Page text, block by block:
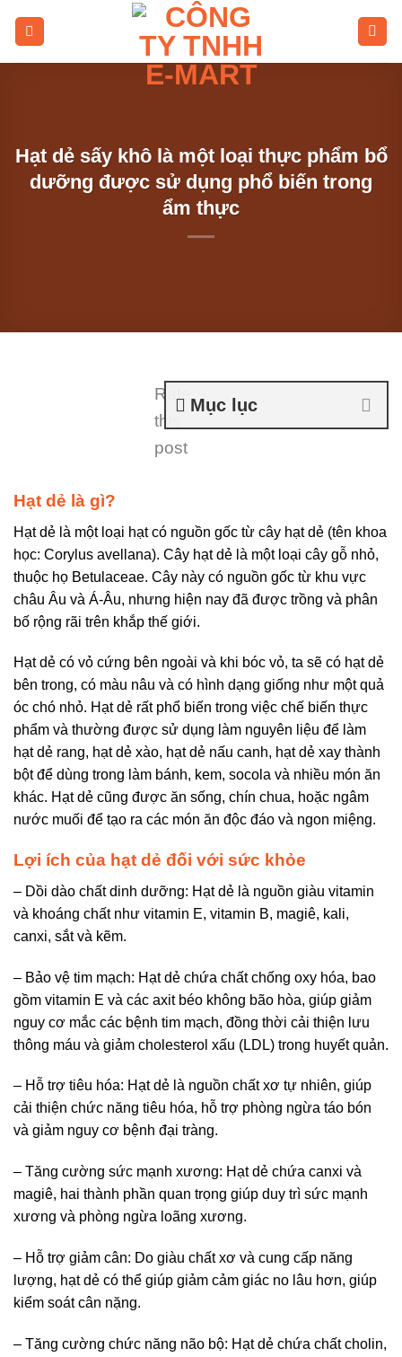
Hạt dẻ sấy khô là một loại thực phẩm bổ
dưỡng được sử dụng phổ biến trong
ẩm thực
Mục lục
Rate
this
post
Hạt dẻ là gì?
Hạt dẻ là một loại hạt có nguồn gốc từ cây hạt dẻ (tên khoa
học: Corylus avellana). Cây hạt dẻ là một loại cây gỗ nhỏ,
thuộc họ Betulaceae. Cây này có nguồn gốc từ khu vực
châu Âu và Á-Âu, nhưng hiện nay đã được trồng và phân
bố rộng rãi trên khắp thế giới.
Hạt dẻ có vỏ cứng bên ngoài và khi bóc vỏ, ta sẽ có hạt dẻ
bên trong, có màu nâu và có hình dạng giống như một quả
óc chó nhỏ. Hạt dẻ rất phổ biến trong việc chế biến thực
phẩm và thường được sử dụng làm nguyên liệu để làm
hạt dẻ rang, hạt dẻ xào, hạt dẻ nấu canh, hạt dẻ xay thành
bột để dùng trong làm bánh, kem, socola và nhiều món ăn
khác. Hạt dẻ cũng được ăn sống, chín chua, hoặc ngâm
nước muối để tạo ra các món ăn độc đáo và ngon miệng.
Lợi ích của hạt dẻ đối với sức khỏe
– Dồi dào chất dinh dưỡng: Hạt dẻ là nguồn giàu vitamin
và khoáng chất như vitamin E, vitamin B, magiê, kali,
canxi, sắt và kẽm.
– Bảo vệ tim mạch: Hạt dẻ chứa chất chống oxy hóa, bao
gồm vitamin E và các axit béo không bão hòa, giúp giảm
nguy cơ mắc các bệnh tim mạch, đồng thời cải thiện lưu
thông máu và giảm cholesterol xấu (LDL) trong huyết quản.
– Hỗ trợ tiêu hóa: Hạt dẻ là nguồn chất xơ tự nhiên, giúp
cải thiện chức năng tiêu hóa, hỗ trợ phòng ngừa táo bón
và giảm nguy cơ bệnh đại tràng.
– Tăng cường sức mạnh xương: Hạt dẻ chứa canxi và
magiê, hai thành phần quan trọng giúp duy trì sức mạnh
xương và phòng ngừa loãng xương.
– Hỗ trợ giảm cân: Do giàu chất xơ và cung cấp năng
lượng, hạt dẻ có thể giúp giảm cảm giác no lâu hơn, giúp
kiểm soát cân nặng.
– Tăng cường chức năng não bộ: Hạt dẻ chứa chất cholin,